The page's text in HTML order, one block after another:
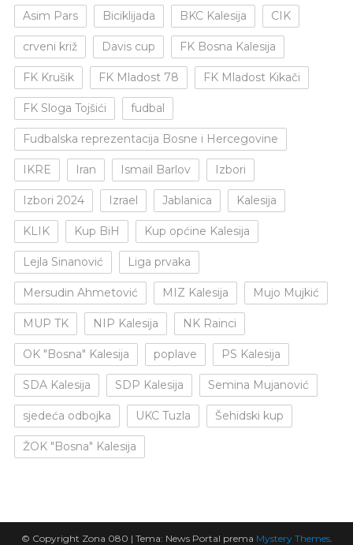
Asim Pars Biciklijada BKC Kalesija CIK
crveni križ Davis cup FK Bosna Kalesija
FK Krušik FK Mladost 78 FK Mladost Kikači
FK Sloga Tojšići fudbal
Fudbalska reprezentacija Bosne i Hercegovine
IKRE Iran Ismail Barlov Izbori
Izbori 2024 Izrael Jablanica Kalesija
KLIK Kup BiH Kup općine Kalesija
Lejla Sinanović Liga prvaka
Mersudin Ahmetović MIZ Kalesija Mujo Mujkić
MUP TK NIP Kalesija NK Rainci
OK "Bosna" Kalesija poplave PS Kalesija
SDA Kalesija SDP Kalesija Semina Mujanović
sjedeća odbojka UKC Tuzla Šehidski kup
ŽOK "Bosna" Kalesija
© Copyright Zona 080 | Tema: News Portal prema Mystery Themes.